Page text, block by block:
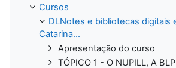
Cursos
DLNotes e bibliotecas digitais
Catarina...
Apresentação do curso
TÓPICO 1 - O NUPILL, A